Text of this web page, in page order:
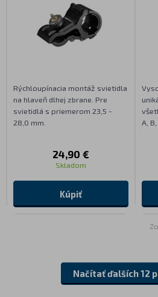
Rýchloupínacia montáž svietidla
na hlaveň dlhej zbrane. Pre
svietidlá s priemerom 23,5 -
28,0 mm.
24,90 €
Skladom
Kúpiť
A,
Načítať ďalších 12